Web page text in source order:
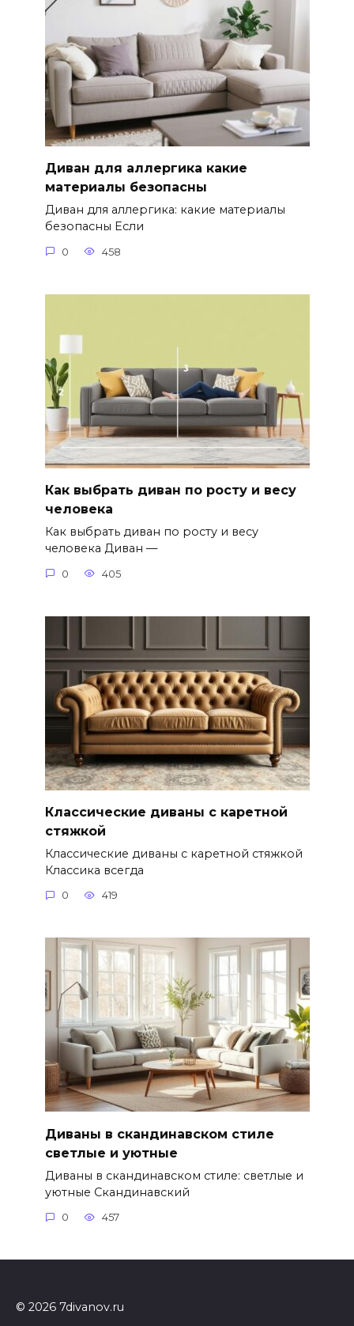
Диван для аллергика какие
материалы безопасны
Диван для аллергика: какие материалы
безопасны Если
0 458
Как выбрать диван по росту и весу
человека
Как выбрать диван по росту и весу
человека Диван —
0 405
Классические диваны с каретной
стяжкой
Классические диваны с каретной стяжкой
Классика всегда
0 419
Диваны в скандинавском стиле
светлые и уютные
Диваны в скандинавском стиле: светлые и
уютные Скандинавский
0 457
© 2026 7divanov.ru